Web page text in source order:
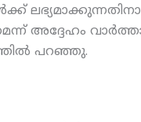
അദ്ദേഹം
പറഞ്ഞു.